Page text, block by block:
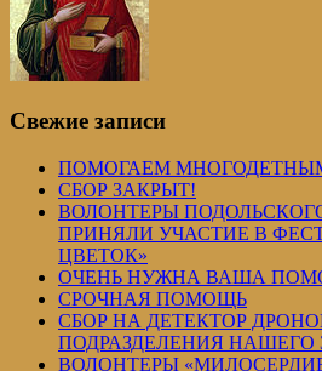
Свежие записи
ПОМОГАЕМ
СБОР ЗАКРЫТ!
ВОЛОНТЕРЫ
ПРИНЯЛИ УЧАСТИЕ В
ЦВЕТОК»
ОЧЕНЬ НУЖНА ВАША
СРОЧНАЯ ПОМОЩЬ
СБОР НА ДЕТЕКТОР
ПОДРАЗДЕЛЕНИЯ НАШЕГО
ВОЛОНТЕРЫ